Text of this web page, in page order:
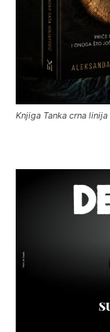
Knjiga Tanka crna linija